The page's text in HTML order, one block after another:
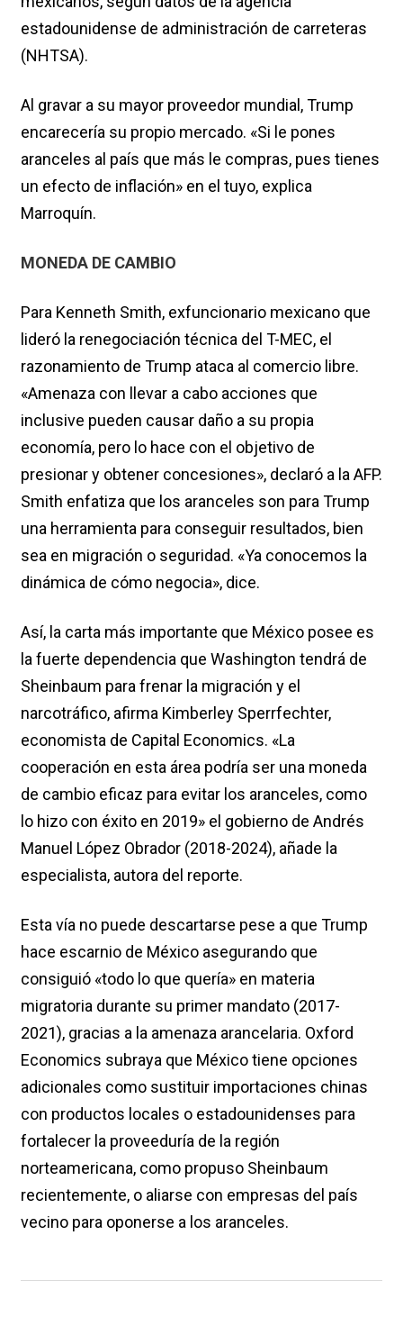
estadounidense de administración de carreteras
(NHTSA).
Al gravar a su mayor proveedor mundial, Trump
encarecería su propio mercado. «Si le pones
aranceles al país que más le compras, pues tienes
un efecto de inflación» en el tuyo, explica
Marroquín.
MONEDA DE CAMBIO
Para Kenneth Smith, exfuncionario mexicano que
lideró la renegociación técnica del T-MEC, el
razonamiento de Trump ataca al comercio libre.
«Amenaza con llevar a cabo acciones que
inclusive pueden causar daño a su propia
economía, pero lo hace con el objetivo de
presionar y obtener concesiones», declaró a la AFP.
Smith enfatiza que los aranceles son para Trump
una herramienta para conseguir resultados, bien
sea en migración o seguridad. «Ya conocemos la
dinámica de cómo negocia», dice.
Así, la carta más importante que México posee es
la fuerte dependencia que Washington tendrá de
Sheinbaum para frenar la migración y el
narcotráfico, afirma Kimberley Sperrfechter,
economista de Capital Economics. «La
cooperación en esta área podría ser una moneda
de cambio eficaz para evitar los aranceles, como
lo hizo con éxito en 2019» el gobierno de Andrés
Manuel López Obrador (2018-2024), añade la
especialista, autora del reporte.
Esta vía no puede descartarse pese a que Trump
hace escarnio de México asegurando que
consiguió «todo lo que quería» en materia
migratoria durante su primer mandato (2017-
2021), gracias a la amenaza arancelaria. Oxford
Economics subraya que México tiene opciones
adicionales como sustituir importaciones chinas
con productos locales o estadounidenses para
fortalecer la proveeduría de la región
norteamericana, como propuso Sheinbaum
recientemente, o aliarse con empresas del país
vecino para oponerse a los aranceles.